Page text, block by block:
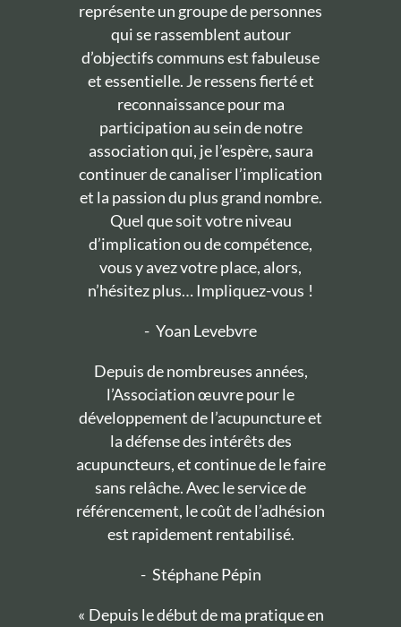
représente un groupe de personnes
qui se rassemblent autour
d’objectifs communs est fabuleuse
et essentielle. Je ressens fierté et
reconnaissance pour ma
participation au sein de notre
association qui, je l’espère, saura
continuer de canaliser l’implication
et la passion du plus grand nombre.
Quel que soit votre niveau
d’implication ou de compétence,
vous y avez votre place, alors,
n’hésitez plus… Impliquez-vous !
- Yoan Levebvre
Depuis de nombreuses années,
l’Association œuvre pour le
développement de l’acupuncture et
la défense des intérêts des
acupuncteurs, et continue de le faire
sans relâche. Avec le service de
référencement, le coût de l’adhésion
est rapidement rentabilisé.
- Stéphane Pépin
« Depuis le début de ma pratique en